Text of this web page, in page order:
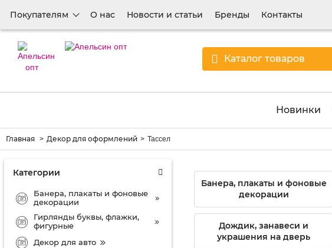
Покупателям О нас Новости и статьи Бренды Контакты
Каталог товаров
Новинки
Главная Декор для оформлений Тассел
Категории
Банера, плакаты и фоновые
декорации
Гирлянды буквы, флажки,
фигурные
Декор для авто
Банера, плакаты и фоновые
декорации
Дождик, занавеси и
украшения на дверь